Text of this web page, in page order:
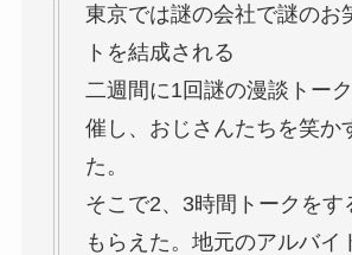
東京では謎の会社で謎のお
トを結成される
二週間に1回謎の漫談トー
催し、おじさんたちを笑か
た。
そこで2、3時間トークをす
もらえた。地元のアルバイ